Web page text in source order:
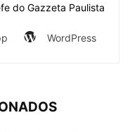
do Gazzeta Paulista
WordPress